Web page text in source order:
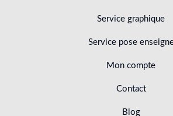
Service graphique
Service pose
Mon compte
Contact
Blog